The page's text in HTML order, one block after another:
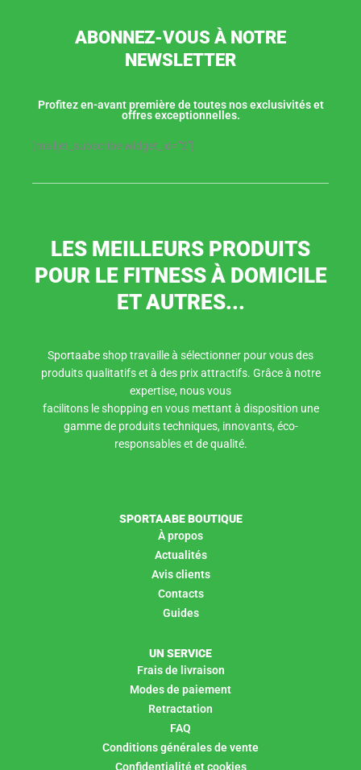
ABONNEZ-VOUS À NOTRE
NEWSLETTER
Profitez en-avant première de toutes nos exclusivités et
offres exceptionnelles.
[mailjet_subscribe widget_id="2"]
LES MEILLEURS PRODUITS
POUR LE FITNESS À DOMICILE
ET AUTRES...
Sportaabe shop travaille à sélectionner pour vous des
produits qualitatifs et à des prix attractifs. Grâce à notre
expertise, nous vous
facilitons le shopping en vous mettant à disposition une
gamme de produits techniques, innovants, éco-
responsables et de qualité.
SPORTAABE BOUTIQUE
À propos
Actualités
Avis clients
Contacts
Guides
UN SERVICE
Frais de livraison
Modes de paiement
Retractation
FAQ
Conditions générales de vente
Confidentialité et cookies